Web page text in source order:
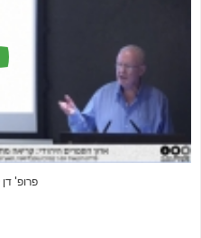
פרופ'